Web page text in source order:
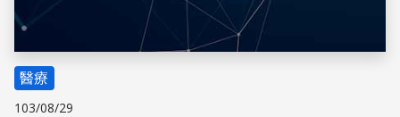
醫療
103/08/29